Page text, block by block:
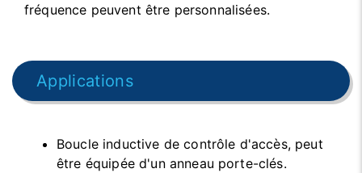
fréquence peuvent être personnalisées.
Applications
Boucle inductive de contrôle d'accès, peut
être équipée d'un anneau porte-clés.